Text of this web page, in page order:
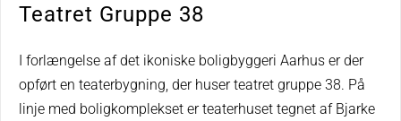
Teatret Gruppe 38
I forlængelse af det ikoniske boligbyggeri Aarhus er der
opført en teaterbygning, der huser teatret gruppe 38. På
linje med boligkomplekset er teaterhuset tegnet af Bjarke